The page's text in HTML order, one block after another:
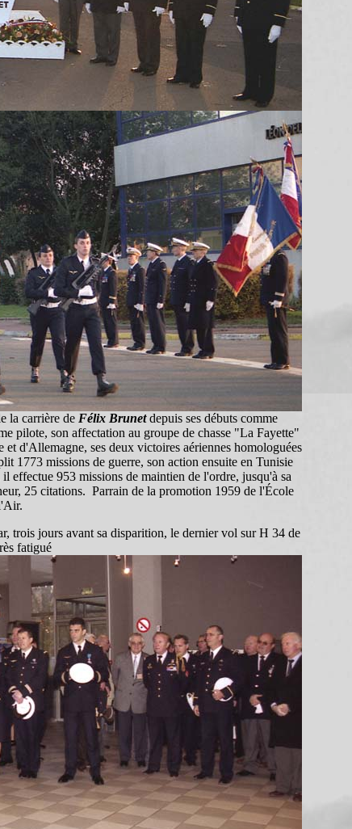
la carrière de Félix Brunetdepuis ses débuts comme
pilote, son affectation au groupe de chasse "La Fayette"
d'Allemagne, ses deux victoires aériennes homologuées
1773 missions de guerre, son action ensuite en Tunisie
effectue 953 missions de maintien de l'ordre, jusqu'à sa
25 citations. Parrain de la promotion 1959 de l'École
trois jours avant sa disparition, le dernier vol sur H 34 de
fatigué